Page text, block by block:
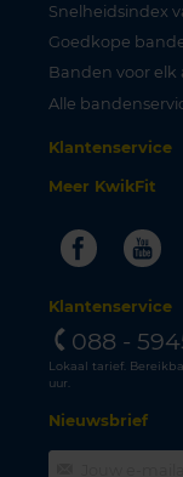
Snelheidsindex
Goedkope
Banden voor
Alle
Klantenservice
Meer KwikFit
Klantenservice
088 -
Lokaal tarief.
uur.
Nieuwsbrief